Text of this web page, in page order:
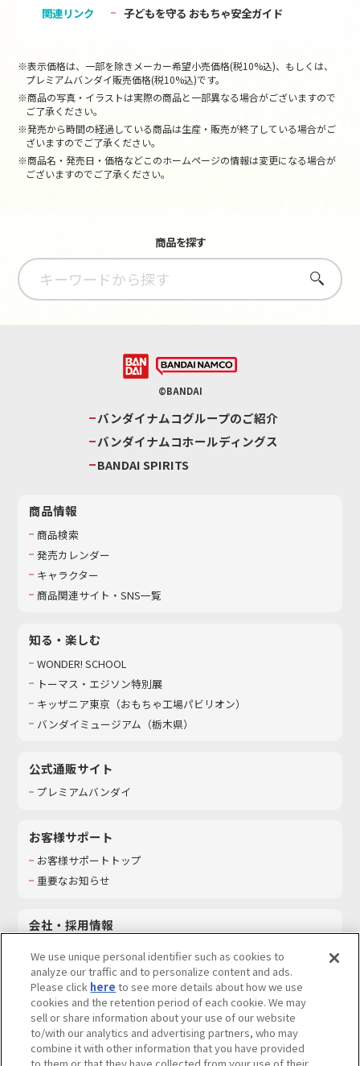
関連リンク 子どもを守る おもちゃ安全ガイド
※表示価格は、一部を除きメーカー希望小売価格(税10%込)、もしくは、
プレミアムバンダイ販売価格(税10%込)です。
※商品の写真・イラストは実際の商品と一部異なる場合がございますので
ご了承ください。
※発売から時間の経過している商品は生産・販売が終了している場合がご
ざいますのでご了承ください。
※商品名・発売日・価格などこのホームページの情報は変更になる場合が
ございますのでご了承ください。
商品を探す
さがす
©BANDAI
バンダイナムコグループのご紹介
バンダイナムコホールディングス
BANDAI SPIRITS
商品情報
商品検索
発売カレンダー
キャラクター
商品関連サイト・SNS一覧
知る・楽しむ
WONDER! SCHOOL
トーマス・エジソン特別展
キッザニア東京（おもちゃ工場パビリオン）​
バンダイミュージアム（栃木県）
公式通販サイト
プレミアムバンダイ
お客様サポート
お客様サポートトップ
重要なお知らせ
会社・採用情報
採用情報
サステナビリティ
お問い合わせ
We use unique personal identifier such as cookies to
analyze our traffic and to personalize content and ads.
Please click here to see more details about how we use
cookies and the retention period of each cookie. We may
sell or share information about your use of our website
to/with our analytics and advertising partners, who may
combine it with other information that you have provided